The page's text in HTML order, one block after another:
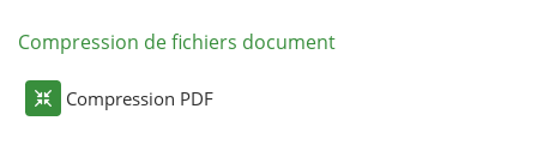
Compression de fichiers document
Compression PDF